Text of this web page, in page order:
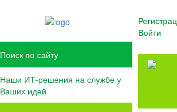
Наши ИТ-решения на службе у
Ваших идей
Войти